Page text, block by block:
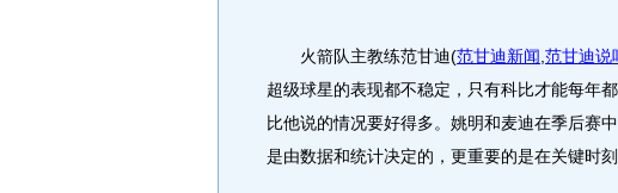
火箭队主教练范甘迪(范甘迪新闻 范甘迪说
超级球星的表现都不稳定，只有科比才能每年
比他说的情况要好得多。姚明和麦迪在季后赛
是由数据和统计决定的，更重要的是在关键时